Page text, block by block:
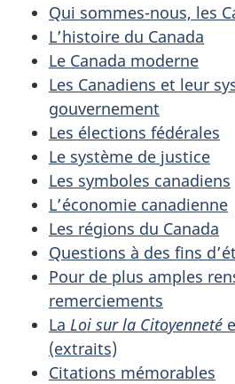
Qui sommes-nous, les
L’histoire du Canada
Le Canada moderne
Les Canadiens et leur
gouvernement
Les élections fédérales
Le système de justice
Les symboles canadiens
L’économie canadienne
Les régions du Canada
Questions à des fins
Pour de plus amples
remerciements
La Loi sur la Citoyenneté
(extraits)
Citations mémorables